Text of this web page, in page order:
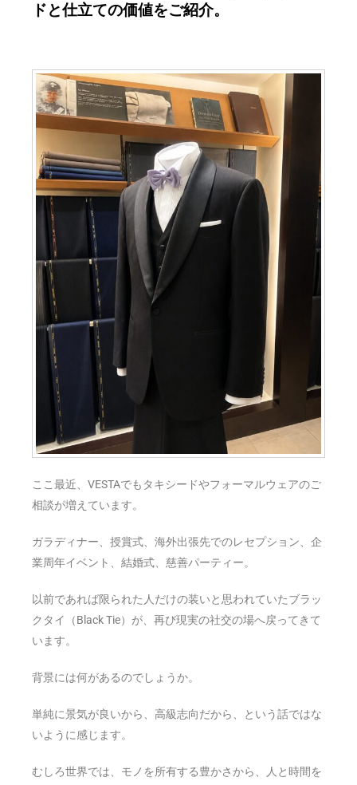
ドと仕立ての価値をご紹介。
ここ最近、VESTAでもタキシードやフォーマルウェアのご
相談が増えています。
ガラディナー、授賞式、海外出張先でのレセプション、企
業周年イベント、結婚式、慈善パーティー。
以前であれば限られた人だけの装いと思われていたブラッ
クタイ（Black Tie）が、再び現実の社交の場へ戻ってきて
います。
背景には何があるのでしょうか。
単純に景気が良いから、高級志向だから、という話ではな
いように感じます。
むしろ世界では、モノを所有する豊かさから、人と時間を